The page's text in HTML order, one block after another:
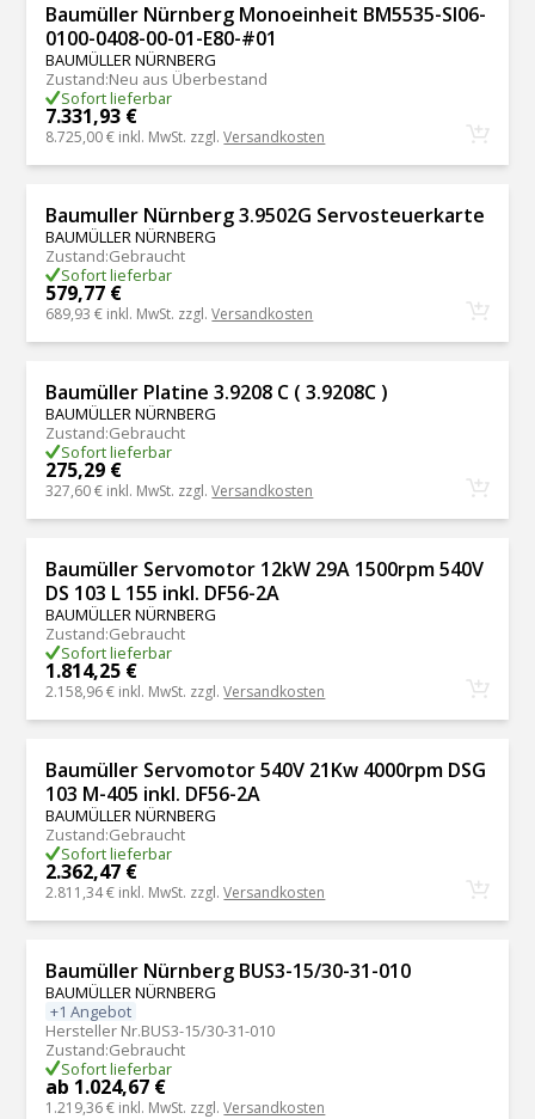
Baumüller Nürnberg Monoeinheit BM5535-SI06-
0100-0408-00-01-E80-#01
BAUMÜLLER NÜRNBERG
Zustand:Neu aus Überbestand
Sofort lieferbar
7.331,93 €
8.725,00 € inkl. MwSt. zzgl.Versandkosten
Baumuller Nürnberg 3.9502G Servosteuerkarte
BAUMÜLLER NÜRNBERG
Zustand:Gebraucht
Sofort lieferbar
579,77 €
689,93 € inkl. MwSt. zzgl.Versandkosten
Baumüller Platine 3.9208 C ( 3.9208C )
BAUMÜLLER NÜRNBERG
Zustand:Gebraucht
Sofort lieferbar
275,29 €
327,60 € inkl. MwSt. zzgl.Versandkosten
Baumüller Servomotor 12kW 29A 1500rpm 540V
DS 103 L 155 inkl. DF56-2A
BAUMÜLLER NÜRNBERG
Zustand:Gebraucht
Sofort lieferbar
1.814,25 €
2.158,96 € inkl. MwSt. zzgl.Versandkosten
Baumüller Servomotor 540V 21Kw 4000rpm DSG
103 M-405 inkl. DF56-2A
BAUMÜLLER NÜRNBERG
Zustand:Gebraucht
Sofort lieferbar
2.362,47 €
2.811,34 € inkl. MwSt. zzgl.Versandkosten
Baumüller Nürnberg BUS3-15/30-31-010
BAUMÜLLER NÜRNBERG
+1 Angebot
Hersteller Nr.BUS3-15/30-31-010
Zustand:Gebraucht
Sofort lieferbar
ab 1.024,67 €
1.219,36 € inkl. MwSt. zzgl.Versandkosten